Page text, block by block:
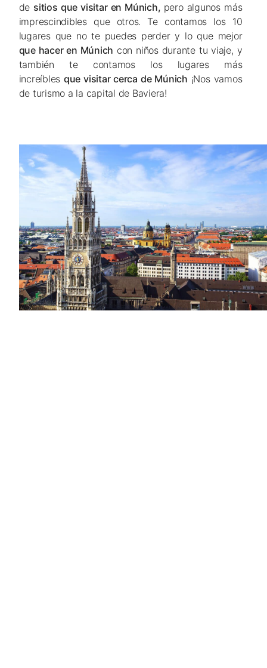
de sitios que visitar en Múnich, pero algunos más
imprescindibles que otros. Te contamos los 10
lugares que no te puedes perder y lo que mejor
que hacer en Múnich con niños durante tu viaje, y
también te contamos los lugares más
increíbles que visitar cerca de Múnich ¡Nos vamos
de turismo a la capital de Baviera!